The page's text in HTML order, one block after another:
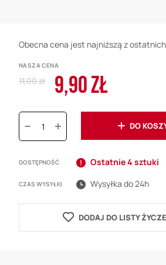
Obecna cena jest najniższą z
NASZA CENA
Cena
promocyjna
9,90 ZŁ
Regular
11,00 zł
Ilość:
DO
DOSTĘPNOŚĆ Ostatnie 4 sztuki
CZAS WYSYŁKI Wysyłka do 24h
DODAJ DO LISTY